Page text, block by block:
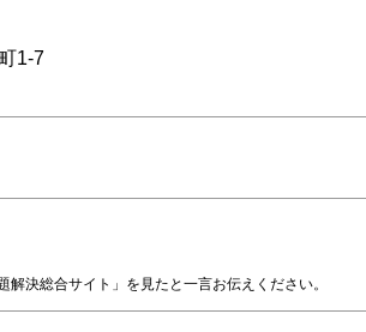
1-7
解決総合サイト」を見たと一言お伝えください。